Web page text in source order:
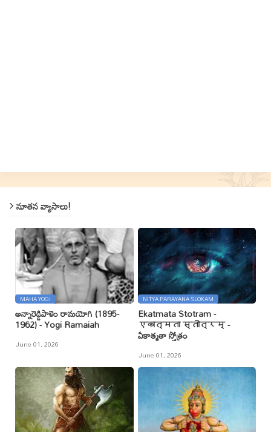
నూతన వ్యాసాలు!
MAHA YOGI
అన్నారెడ్డిపాళెం రామయోగి (1895-
1962) - Yogi Ramaiah
June 01, 2026
NITYA PARAYANA SLOKAM
Ekatmata Stotram -
एकात्मता स्तोत्रम् -
ఏకాత్మతా స్తోత్రం
June 01, 2026